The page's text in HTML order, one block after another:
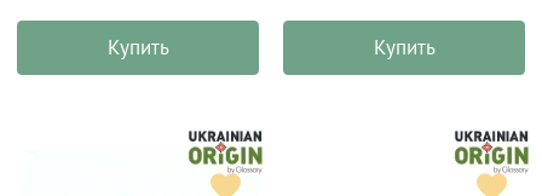
Купить Купить